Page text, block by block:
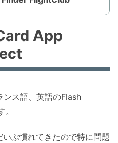
App
ス語、英語のFlash
ぶ慣れてきたので特に問題